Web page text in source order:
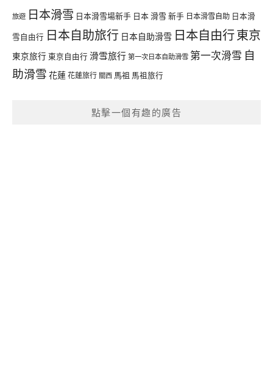
旅遊 日本滑雪 日本滑雪場新手 日本 滑雪 新手 日本滑雪自助 日本滑
雪自由行 日本自助旅行 日本自助滑雪 日本自由行東京
東京旅行 東京自由行 滑雪旅行 第一次日本自助滑雪 第一次滑雪 自
助滑雪 花蓮花蓮旅行 關西 馬祖 馬祖旅行
點擊一個有趣的廣告